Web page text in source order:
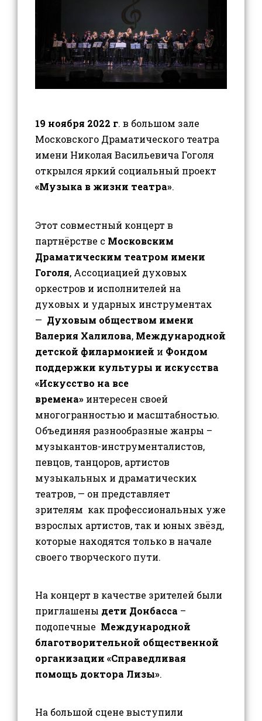
19 ноября 2022 г. в большом зале
Московского Драматического театра
имени Николая Васильевича Гоголя
открылся яркий социальный проект
«Музыка в жизни театра».
Этот совместный концерт в
партнёрстве с Московским
Драматическим театром имени
Гоголя, Ассоциацией духовых
оркестров и исполнителей на
духовых и ударных инструментах
— Духовым обществом имени
Валерия Халилова, Международной
детской филармонией и Фондом
поддержки культуры и искусства
«Искусство на все
времена» интересен своей
многогранностью и масштабностью.
Объединяя разнообразные жанры –
музыкантов-инструменталистов,
певцов, танцоров, артистов
музыкальных и драматических
театров, — он представляет
зрителям как профессиональных уже
взрослых артистов, так и юных звёзд,
которые находятся только в начале
своего творческого пути.
На концерт в качестве зрителей были
приглашены дети Донбасса –
подопечные Международной
благотворительной общественной
организации «Справедливая
помощь доктора Лизы».
На большой сцене выступили